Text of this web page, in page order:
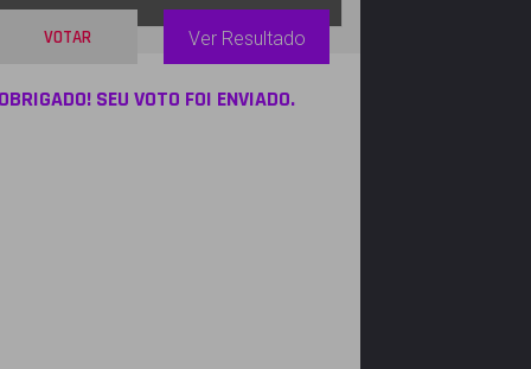
VOTAR Ver Resultado
SEU VOTO FOI ENVIADO.